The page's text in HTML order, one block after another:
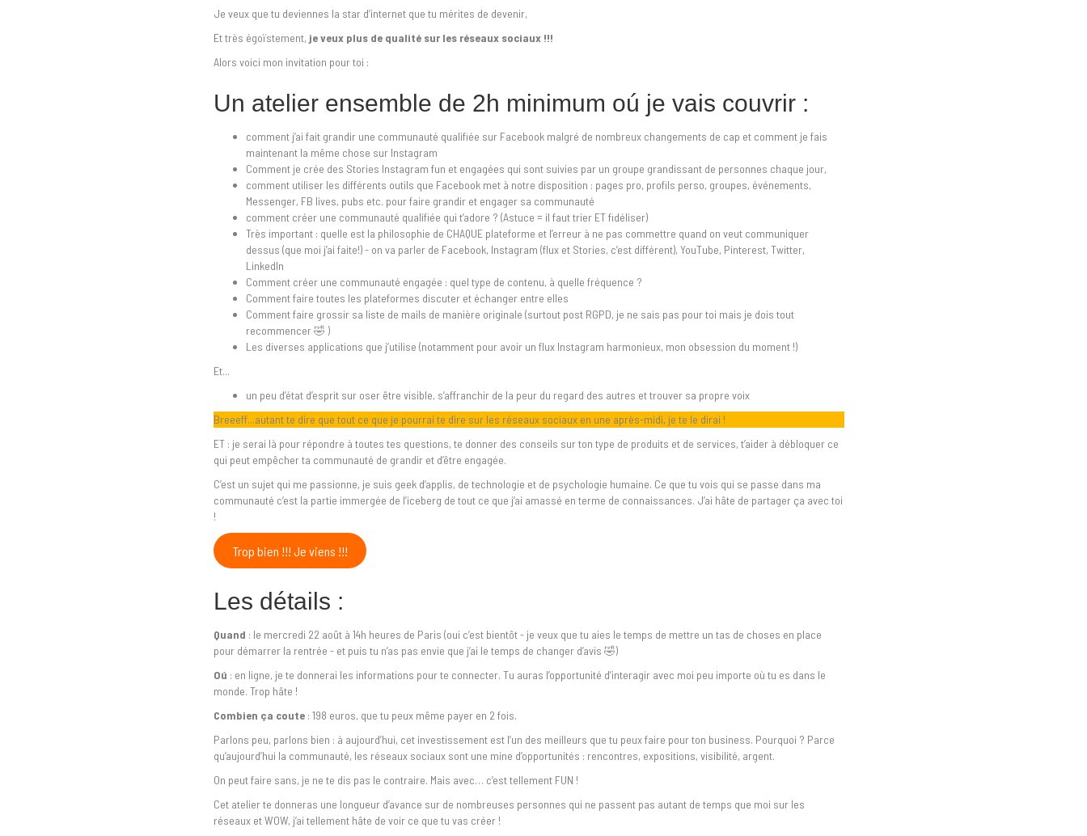
Je veux que tu deviennes la star d’internet que tu mérites de devenir,
Et très égoïstement, je veux plus de qualité sur les réseaux sociaux !!!
Alors voici mon invitation pour toi :
Un atelier ensemble de 2h minimum oú je vais couvrir :
comment j’ai fait grandir une communauté qualifiée sur Facebook malgré de nombreux changements de cap et comment je fais
maintenant la même chose sur Instagram
Comment je crée des Stories Instagram fun et engagées qui sont suivies par un groupe grandissant de personnes chaque jour,
comment utiliser les différents outils que Facebook met à notre disposition : pages pro, profils perso, groupes, événements,
Messenger, FB lives, pubs etc. pour faire grandir et engager sa communauté
comment créer une communauté qualifiée qui t’adore ? (Astuce = il faut trier ET fidéliser)
Très important : quelle est la philosophie de CHAQUE plateforme et l’erreur à ne pas commettre quand on veut communiquer
dessus (que moi j’ai faite!) - on va parler de Facebook, Instagram (flux et Stories, c’est différent), YouTube, Pinterest, Twitter,
LinkedIn
Comment créer une communauté engagée : quel type de contenu, à quelle fréquence ?
Comment faire toutes les plateformes discuter et échanger entre elles
Comment faire grossir sa liste de mails de manière originale (surtout post RGPD, je ne sais pas pour toi mais je dois tout
recommencer 🤣 )
Les diverses applications que j’utilise (notamment pour avoir un flux Instagram harmonieux, mon obsession du moment !)
Et...
un peu d’état d’esprit sur oser être visible, s’affranchir de la peur du regard des autres et trouver sa propre voix
Breeeff...autant te dire que tout ce que je pourrai te dire sur les réseaux sociaux en une après-midi, je te le dirai !
ET : je serai là pour répondre à toutes tes questions, te donner des conseils sur ton type de produits et de services, t’aider à débloquer ce
qui peut empêcher ta communauté de grandir et d’être engagée.
C’est un sujet qui me passionne, je suis geek d’applis, de technologie et de psychologie humaine. Ce que tu vois qui se passe dans ma
communauté c’est la partie immergée de l’iceberg de tout ce que j’ai amassé en terme de connaissances. J’ai hâte de partager ça avec toi
!
Trop bien !!! Je viens !!!
Les détails :
Quand : le mercredi 22 août à 14h heures de Paris (oui c’est bientôt - je veux que tu aies le temps de mettre un tas de choses en place
pour démarrer la rentrée - et puis tu n’as pas envie que j’ai le temps de changer d’avis 🤣)
Oú : en ligne, je te donnerai les informations pour te connecter. Tu auras l’opportunité d’interagir avec moi peu importe où tu es dans le
monde. Trop hâte !
Combien ça coute : 198 euros, que tu peux même payer en 2 fois.
Parlons peu, parlons bien : à aujourd’hui, cet investissement est l’un des meilleurs que tu peux faire pour ton business. Pourquoi ? Parce
qu’aujourd’hui la communauté, les réseaux sociaux sont une mine d’opportunités : rencontres, expositions, visibilité, argent.
On peut faire sans, je ne te dis pas le contraire. Mais avec… c’est tellement FUN !
Cet atelier te donneras une longueur d’avance sur de nombreuses personnes qui ne passent pas autant de temps que moi sur les
réseaux et WOW, j’ai tellement hâte de voir ce que tu vas créer !